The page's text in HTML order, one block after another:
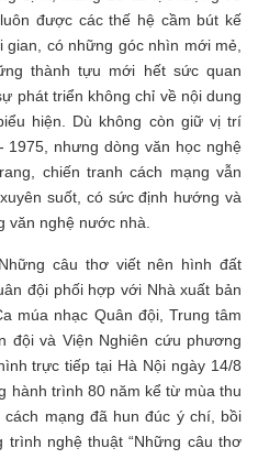
được các thế hệ cầm bút kế
có những góc nhìn mới mẻ,
thành tựu mới hết sức quan
phát triển không chỉ về nội dung
hiện. Dù không còn giữ vị trí
1975, nhưng dòng văn học nghệ
chiến tranh cách mạng vẫn
suốt, có sức định hướng và
văn nghệ nước nhà.
câu thơ viết nên hình đất
đội phối hợp với Nhà xuất bản
múa nhạc Quân đội, Trung tâm
đội và Viện Nghiên cứu phương
trực tiếp tại Hà Nội ngày 14/8
hành trình 80 năm kể từ mùa thu
mạng đã hun đúc ý chí, bồi
nghệ thuật “Những câu thơ